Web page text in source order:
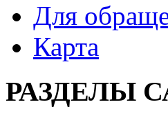
Для
Карта
РАЗДЕЛЫ